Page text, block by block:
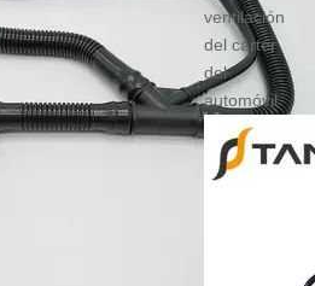
ventilación
del cárter
del
automóvil